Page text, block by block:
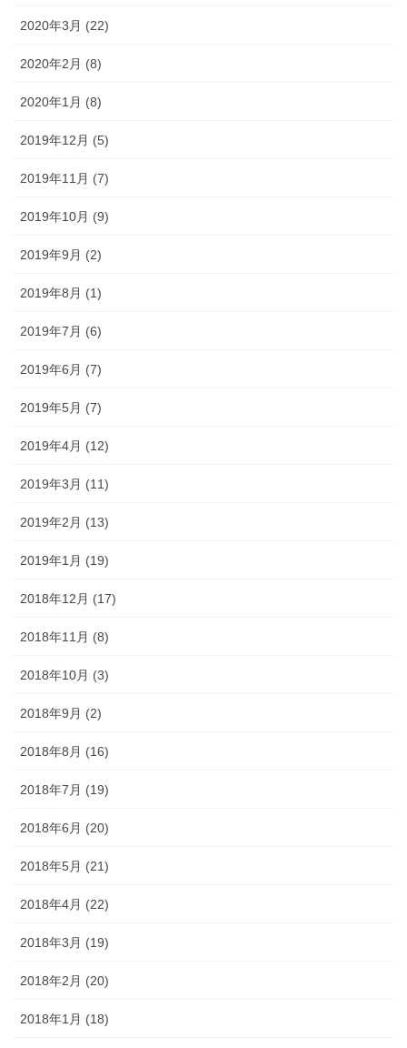
2020年3月 (22)
2020年2月 (8)
2020年1月 (8)
2019年12月 (5)
2019年11月 (7)
2019年10月 (9)
2019年9月 (2)
2019年8月 (1)
2019年7月 (6)
2019年6月 (7)
2019年5月 (7)
2019年4月 (12)
2019年3月 (11)
2019年2月 (13)
2019年1月 (19)
2018年12月 (17)
2018年11月 (8)
2018年10月 (3)
2018年9月 (2)
2018年8月 (16)
2018年7月 (19)
2018年6月 (20)
2018年5月 (21)
2018年4月 (22)
2018年3月 (19)
2018年2月 (20)
2018年1月 (18)